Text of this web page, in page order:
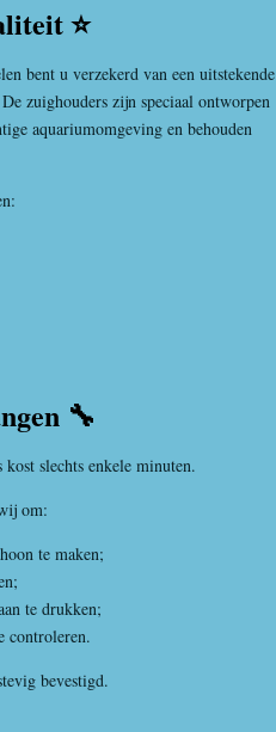
⭐
bent u verzekerd van een uitstekende
zuighouders zijn speciaal ontworpen
aquariumomgeving en behouden
🔧
slechts enkele minuten.
om:
te maken;
te drukken;
controleren.
bevestigd.